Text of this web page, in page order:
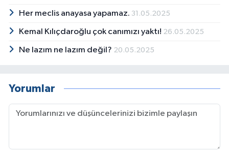
Her meclis anayasa yapamaz. 31.05.2025
Kemal Kılıçdaroğlu çok canımızı yaktı! 26.05.2025
Ne lazım ne lazım değil? 20.05.2025
Yorumlar